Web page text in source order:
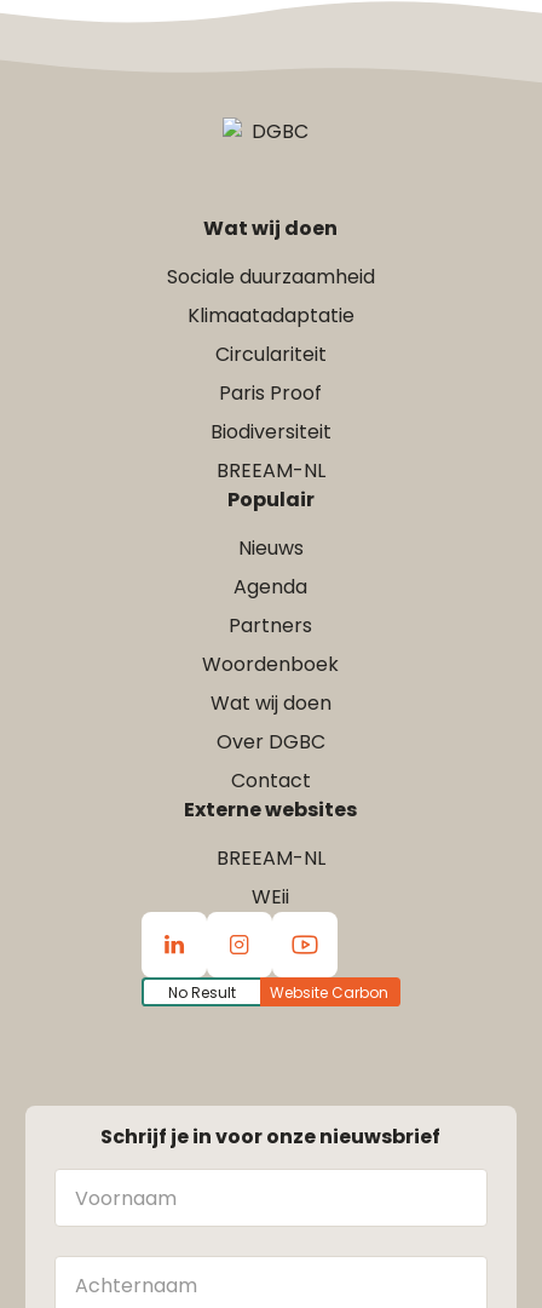
Wat wij doen
Sociale duurzaamheid
Klimaatadaptatie
Circulariteit
Paris Proof
Biodiversiteit
BREEAM-NL
Populair
Nieuws
Agenda
Partners
Woordenboek
Wat wij doen
Over DGBC
Contact
Externe websites
BREEAM-NL
WEii
No Result Website Carbon
Schrijf je in voor onze nieuwsbrief
Naam
Achternaam